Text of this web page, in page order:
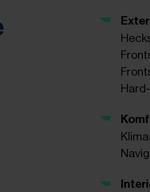
Hard-